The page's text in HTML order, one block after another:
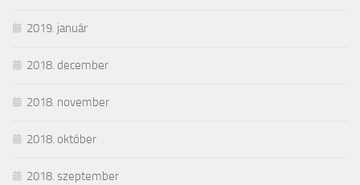
2019. január
2018. december
2018. november
2018. október
2018. szeptember